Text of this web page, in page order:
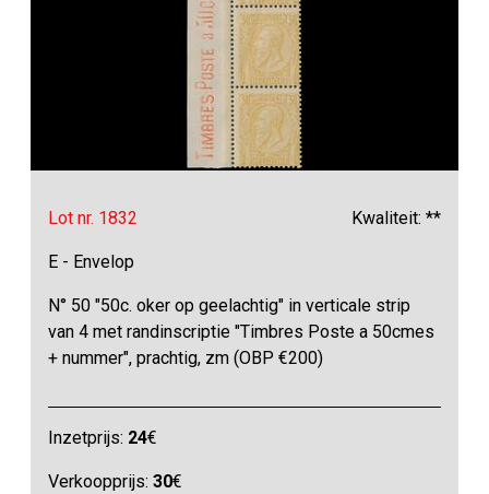
Lot nr. 1832 Kwaliteit: **
E - Envelop
N° 50 "50c. oker op geelachtig" in verticale strip
van 4 met randinscriptie "Timbres Poste a 50cmes
+ nummer", prachtig, zm (OBP €200)
Inzetprijs: 24€
Verkoopprijs:30€